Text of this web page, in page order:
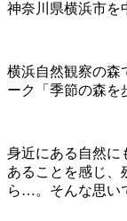
神奈川県横浜市を
横浜自然観察の森
ーク「季節の森を
身近にある自然に
あることを感じ、
ら…。そんな思い